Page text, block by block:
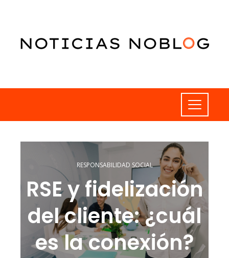
RESPONSABILIDAD SOCIAL
RSE y fidelización
del cliente: ¿cuál
es la conexión?